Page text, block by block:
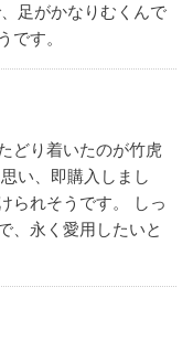
足がかなりむくんで
です。
どり着いたのが竹虎
い、即購入しまし
られそうです。
しっ
、永く愛用したいと